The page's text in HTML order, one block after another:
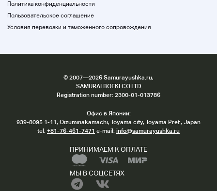
Политика конфиденциальности
Пользовательское соглашение
Условия перевозки и таможенного сопровождения
© 2007—2026 Samurayushka.ru,
SAMURAI BOEKI CO.LTD
Registration number: 2300-01-013786
Офис в Японии:
939-8095 1-11, Oizuminakamachi, Toyama city, Toyama Pref., Japan
tel. +81-76-461-7471 e-mail: info@samurayushka.ru
ПРИНИМАЕМ К ОПЛАТЕ
МЫ В СОЦСЕТЯХ